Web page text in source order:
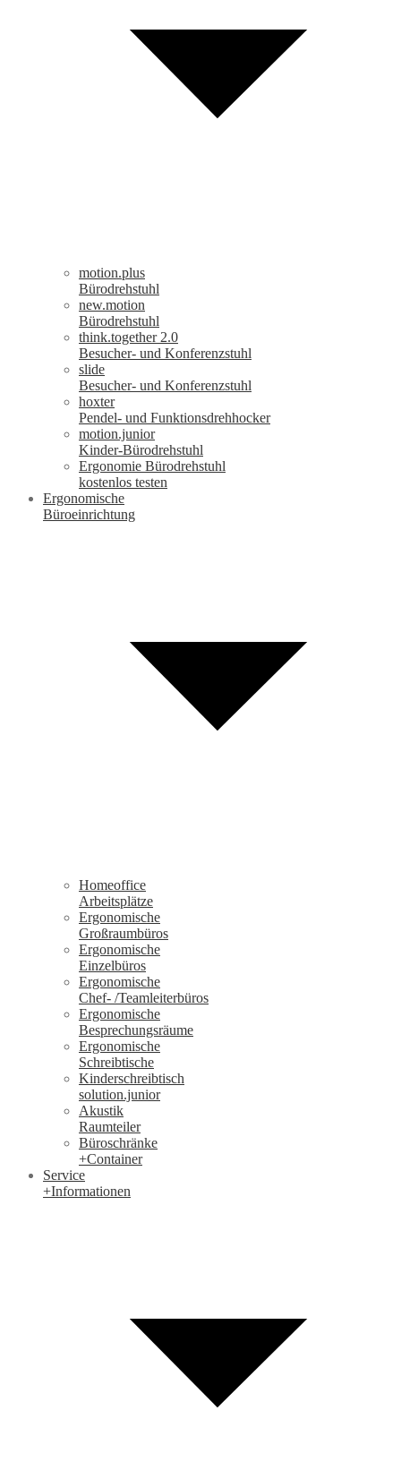
motion.plus
Bürodrehstuhl
new.motion
Bürodrehstuhl
think.together 2.0
Besucher- und Konferenzstuhl
slide
Besucher- und Konferenzstuhl
hoxter
Pendel- und Funktionsdrehhocker
motion.junior
Kinder-Bürodrehstuhl
Ergonomie Bürodrehstuhl
kostenlos testen
Ergonomische
Büroeinrichtung
Homeoffice
Arbeitsplätze
Ergonomische
Großraumbüros
Ergonomische
Einzelbüros
Ergonomische
Chef- /Teamleiterbüros
Ergonomische
Besprechungsräume
Ergonomische
Schreibtische
Kinderschreibtisch
solution.junior
Akustik
Raumteiler
Büroschränke
+Container
Service
+Informationen